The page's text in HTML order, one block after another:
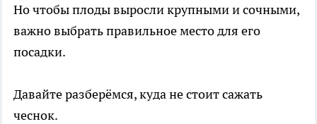
Но чтобы плоды выросли крупными и сочными,
важно выбрать правильное место для его
посадки.
Давайте разберёмся, куда не стоит сажать
чеснок.